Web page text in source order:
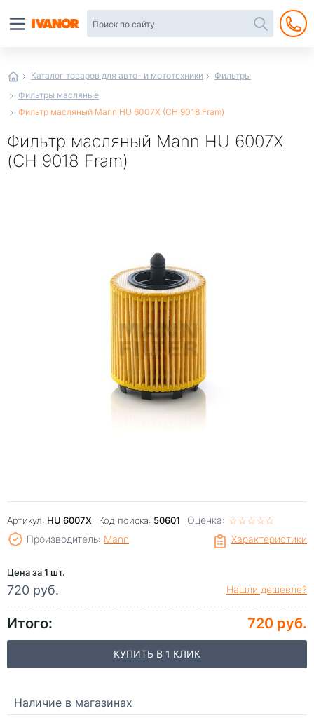
Каталог товаров для авто- и мототехники
Фильтры
Фильтры масляные
Фильтр масляный Mann HU 6007X (CH 9018 Fram)
Фильтр масляный Mann HU 6007X
(CH 9018 Fram)
Артикул: HU 6007X Код поиска: 50601 Оценка: ☆☆☆☆☆
★★★★★
Характеристики
Производитель: Mann
Цена за 1 шт.
720 руб. Нашли дешевле?
Итого: 720 руб.
КУПИТЬ В 1 КЛИК
Наличие в магазинах
интернет-